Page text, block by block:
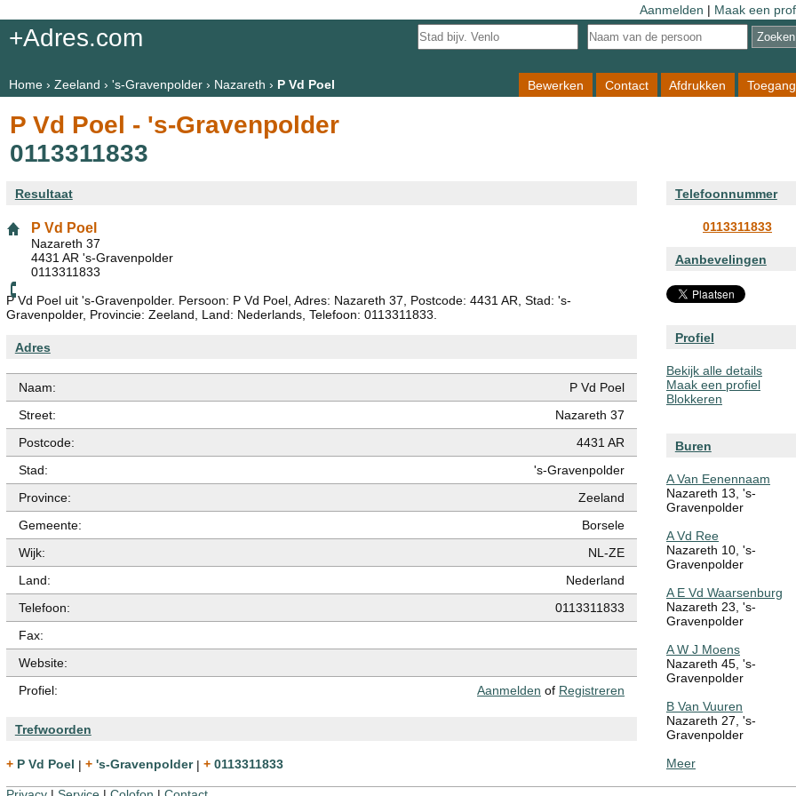
Aanmelden | Maak een
+Adres.com
Home› Zeeland › 's-Gravenpolder› Nazareth › P Vd Poel Bewerken Contact Afdrukken Toegang
P Vd Poel - 's-Gravenpolder
0113311833
Resultaat
P Vd Poel
Nazareth 37
4431 AR 's-Gravenpolder
0113311833
P Vd Poel uit 's-Gravenpolder. Persoon: P Vd Poel, Adres: Nazareth 37, Postcode: 4431 AR, Stad: 's-
Gravenpolder, Provincie: Zeeland, Land: Nederlands, Telefoon: 0113311833.
Adres
Naam:
P Vd Poel
Street:
Nazareth 37
Postcode:
4431 AR
Stad:
's-Gravenpolder
Province:
Zeeland
Gemeente:
Borsele
Wijk:
NL-ZE
Land:
Nederland
Telefoon:
0113311833
Fax:
Website:
Profiel:
Aanmelden of Registreren
Trefwoorden
+ P Vd Poel | + 's-Gravenpolder| + 0113311833
Telefoonnummer
0113311833
Aanbevelingen
Profiel
Bekijk alle details
Maak een profiel
Blokkeren
Buren
A Van Eenennaam
Nazareth 13, 's-
Gravenpolder
A Vd Ree
Nazareth 10, 's-
Gravenpolder
A E Vd Waarsenburg
Nazareth 23, 's-
Gravenpolder
A W J Moens
Nazareth 45, 's-
Gravenpolder
B Van Vuuren
Nazareth 27, 's-
Gravenpolder
Meer